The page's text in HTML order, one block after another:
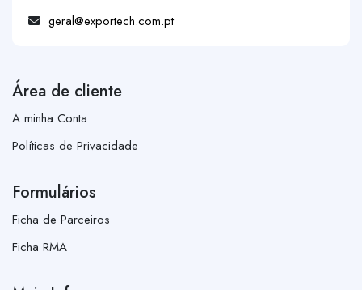
geral@exportech.com.pt
Área de cliente
A minha Conta
Políticas de Privacidade
Formulários
Ficha de Parceiros
Ficha RMA